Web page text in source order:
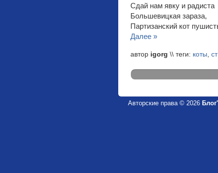
Сдай нам явку и радиста
Большевицкая зараза,
Партизанский кот
Далее »
автор igorg \\ теги: коты,
Авторские права © 2026